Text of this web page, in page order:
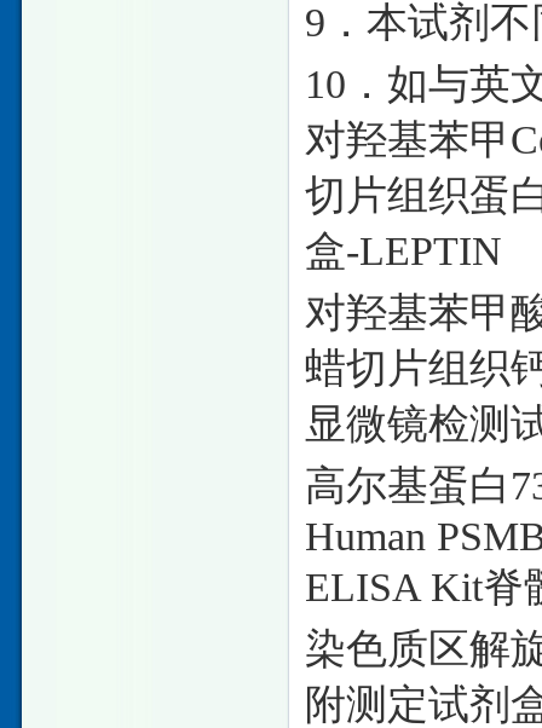
9．本试剂
10．如与英
对羟基苯甲
切片组织蛋
盒-LEPTIN
对羟基苯甲
蜡切片组织
显微镜检测
高尔基蛋白
Human
ELISA Kit脊
染色质区解
附测定试剂